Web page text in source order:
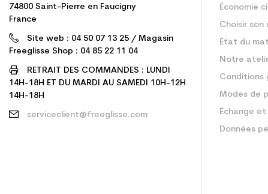
74800 Saint-Pierre en Faucigny
France
Site web : 04 50 07 13 25 / Magasin
Freeglisse Shop : 04 85 22 11 04
RETRAIT DES COMMANDES : LUNDI
14H-18H ET DU MARDI AU SAMEDI 10H-12H
14H-18H
serviceclient@freeglisse.com
Économie
Choisir son
État du
Notre
Conditions
Modes de
Échange
Données